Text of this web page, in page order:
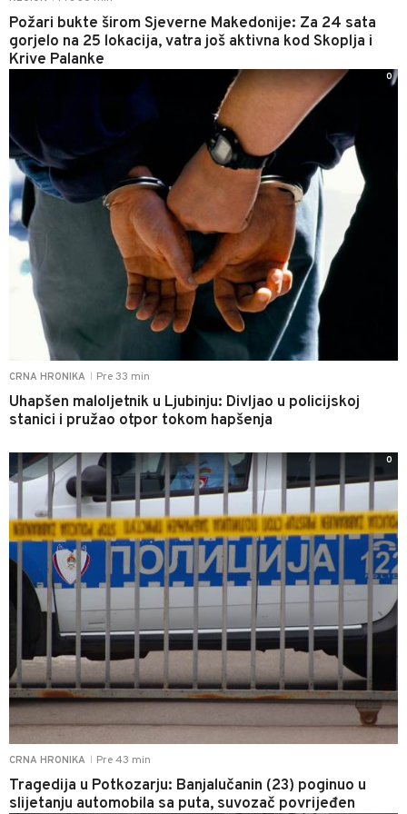
Požari bukte širom Sjeverne Makedonije: Za 24 sata
gorjelo na 25 lokacija, vatra još aktivna kod Skoplja i
Krive Palanke
CRNA HRONIKA Pre 33 min
Uhapšen maloljetnik u Ljubinju: Divljao u policijskoj
stanici i pružao otpor tokom hapšenja
0
CRNA HRONIKA Pre 43 min
Tragedija u Potkozarju: Banjalučanin (23) poginuo u
slijetanju automobila sa puta, suvozač povrijeđen
0